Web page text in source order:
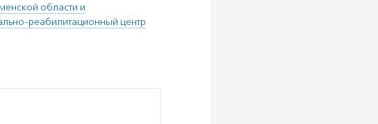
области и
реабилитационный центр